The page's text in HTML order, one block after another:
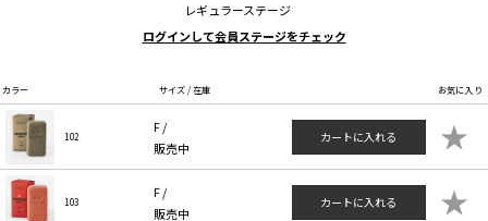
レギュラーステージ
ログインして会員ステージをチェック
カラー サイズ / 在庫 お気に入り
102
F /
販売中
カートに入れる ★
103
F /
販売中
カートに入れる ★